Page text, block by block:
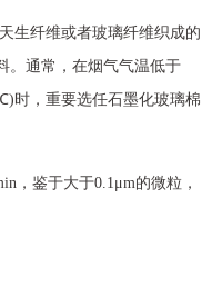
生纤维或者玻璃纤维织成的
。通常，在烟气气温低于
时，重要选任石墨化玻璃棉
，鉴于大于0.1μm的微粒，